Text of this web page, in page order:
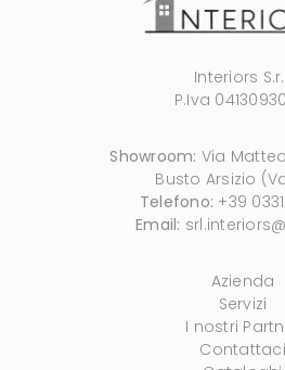
Interiors
P.Iva
Showroom: Via
Busto Arsizio
Telefono: +39
Email:
Azienda
Servizi
I nostri
Contattaci